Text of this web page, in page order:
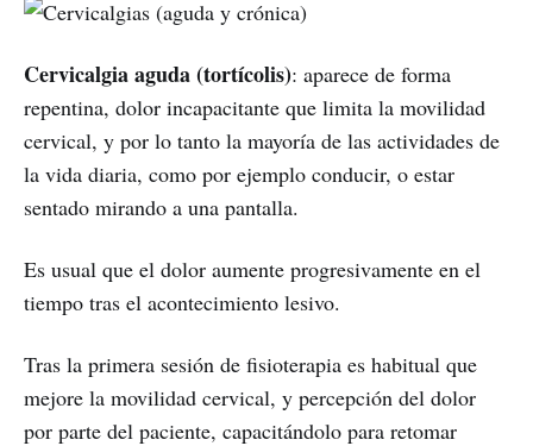
Cervicalgia aguda (tortícolis): aparece de forma
repentina, dolor incapacitante que limita la movilidad
cervical, y por lo tanto la mayoría de las actividades de
la vida diaria, como por ejemplo conducir, o estar
sentado mirando a una pantalla.
Es usual que el dolor aumente progresivamente en el
tiempo tras el acontecimiento lesivo.
Tras la primera sesión de fisioterapia es habitual que
mejore la movilidad cervical, y percepción del dolor
por parte del paciente, capacitándolo para retomar